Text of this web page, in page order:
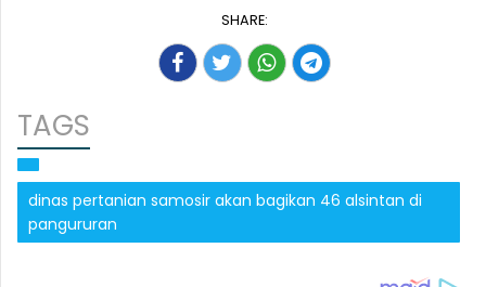
SHARE:
TAGS
dinas pertanian samosir akan bagikan 46 alsintan di
pangururan